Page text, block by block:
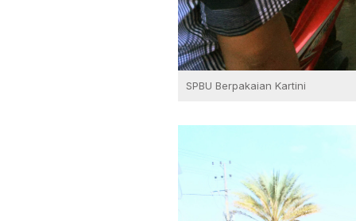
SPBU Berpakaian Kartini